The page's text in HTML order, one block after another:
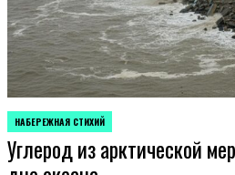
POSTED
IN
НАБЕРЕЖНАЯ СТИХИЙ
Углерод из арктической